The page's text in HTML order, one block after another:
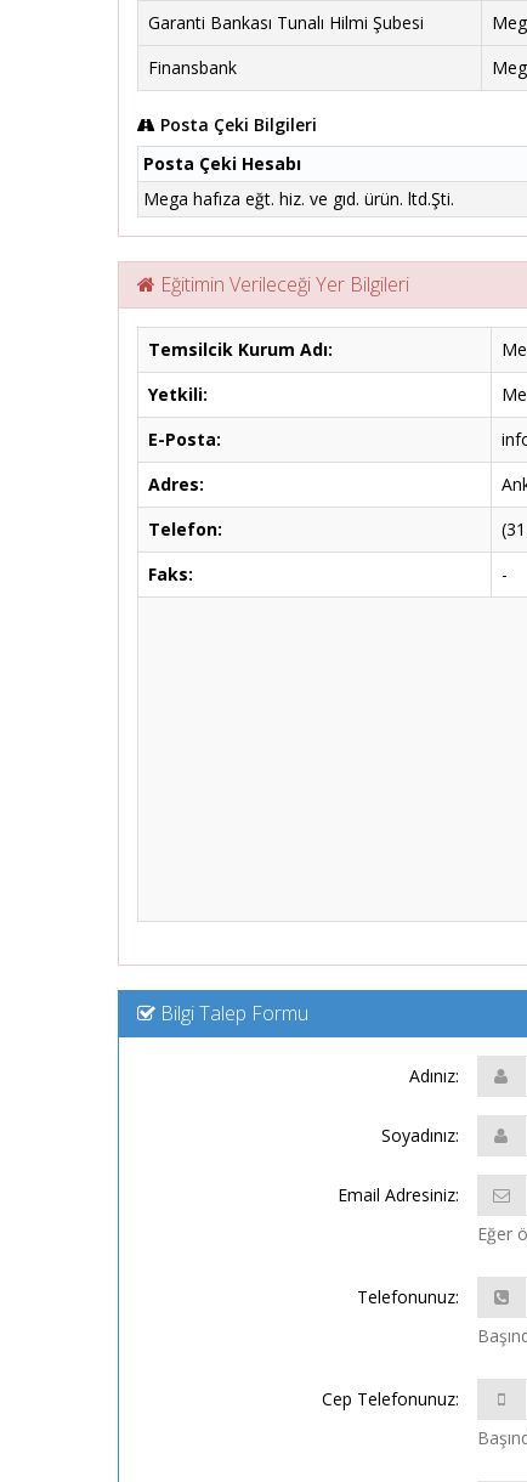
Garanti Bankası Tunalı Hilmi Şubesi
Finansbank
Posta Çeki Bilgileri
Posta Çeki Hesabı
Mega hafıza eğt. hiz. ve gıd. ürün. ltd.Şti.
Eğitimin Verileceği Yer Bilgileri
Temsilcik Kurum Adı:
Yetkili:
E-Posta:
Adres:
Telefon:
Faks:
-
Bilgi Talep Formu
Adınız:
Soyadınız:
Email Adresiniz:
Eğer
Telefonunuz:
Cep Telefonunuz: